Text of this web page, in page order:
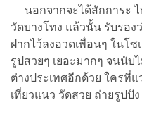
นอกจากจะได้สักการะ
วัดบางโทง แล้วนั้น รับรอง
ฝากไว้ลงอวดเพื่อนๆ ในโ
รูปสวยๆ เยอะมากๆ จนนั
ต่างประเทศอีกด้วย ใครที่
เที่ยวแนว วัดสวย ถ่ายรูปปั